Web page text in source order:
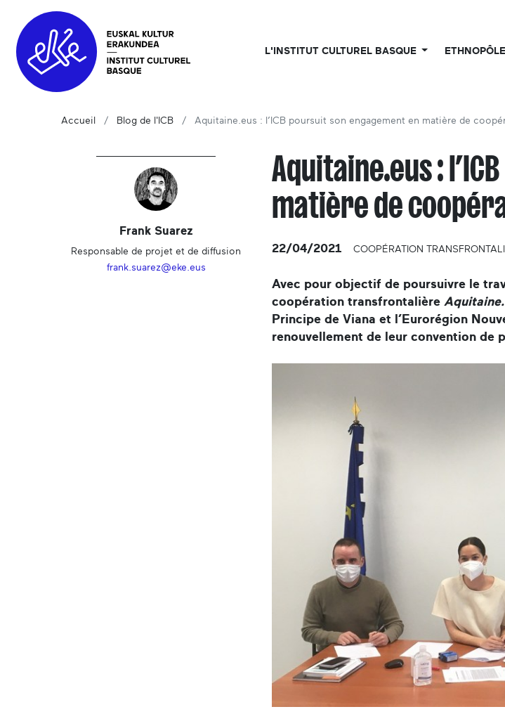
L'INSTITUT CULTUREL BASQUE ETHNOPÔLE
Accueil Blog de l'ICB Aquitaine.eus : l’ICB poursuit son engagement en matière de
Frank Suarez
Responsable de projet et de diffusion
frank.suarez@eke.eus
Aquitaine.eus :
matière de
22/04/2021 COOPÉRATION
Avec pour objectif de poursuivre le
coopération transfrontalière
Principe de Viana et l’Eurorégion
renouvellement de leur convention de